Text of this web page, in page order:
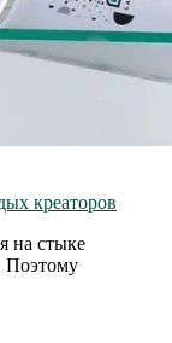
креаторов
на стыке
Поэтому